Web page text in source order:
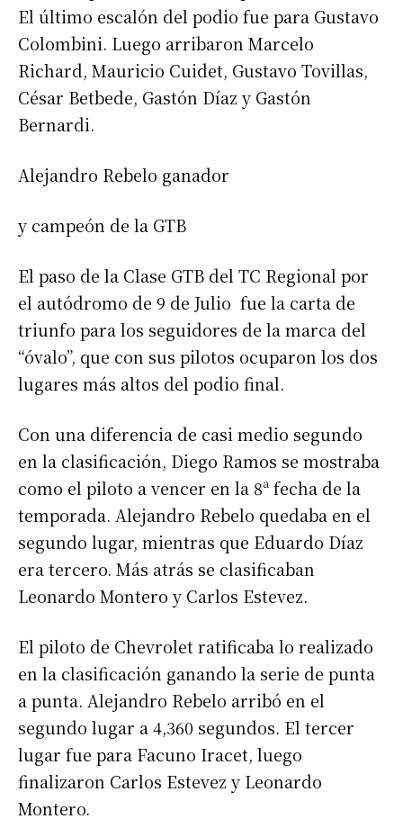
El último escalón del podio fue para Gustavo
Colombini. Luego arribaron Marcelo
Richard, Mauricio Cuidet, Gustavo Tovillas,
César Betbede, Gastón Díaz y Gastón
Bernardi.
Alejandro Rebelo ganador
y campeón de la GTB
El paso de la Clase GTB del TC Regional por
el autódromo de 9 de Julio fue la carta de
triunfo para los seguidores de la marca del
“óvalo”, que con sus pilotos ocuparon los dos
lugares más altos del podio final.
Con una diferencia de casi medio segundo
en la clasificación, Diego Ramos se mostraba
como el piloto a vencer en la 8ª fecha de la
temporada. Alejandro Rebelo quedaba en el
segundo lugar, mientras que Eduardo Díaz
era tercero. Más atrás se clasificaban
Leonardo Montero y Carlos Estevez.
El piloto de Chevrolet ratificaba lo realizado
en la clasificación ganando la serie de punta
a punta. Alejandro Rebelo arribó en el
segundo lugar a 4,360 segundos. El tercer
lugar fue para Facuno Iracet, luego
finalizaron Carlos Estevez y Leonardo
Montero.